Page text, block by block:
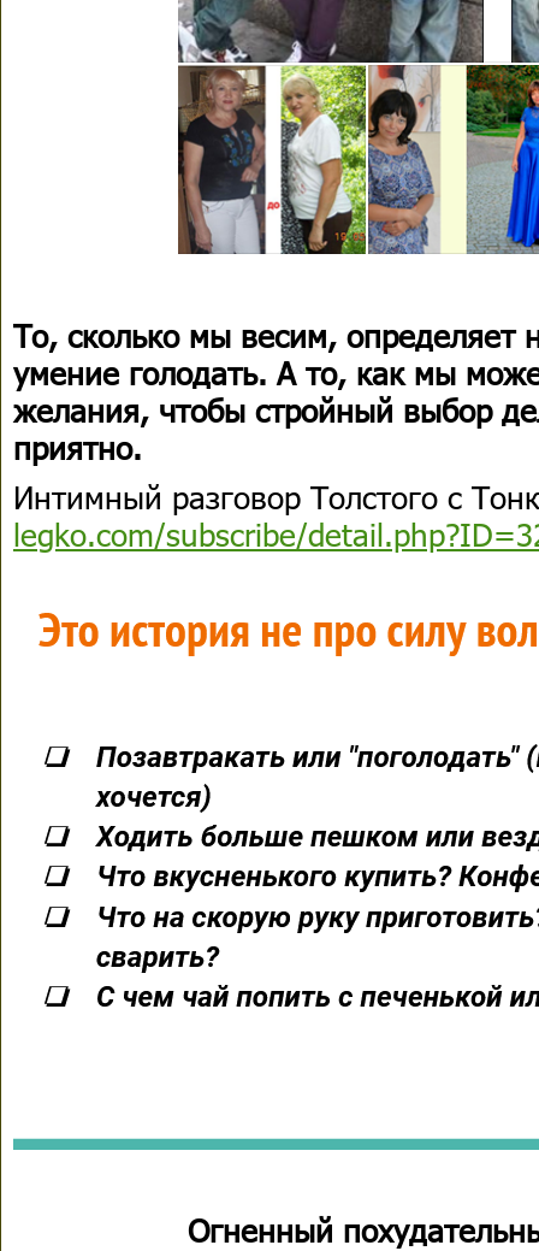
То, сколько мы весим, определяет
умение голодать. А то, как мы
желания, чтобы стройный выбор
приятно.
Интимный разговор Толстого с
legko.com/subscribe/
Огненный